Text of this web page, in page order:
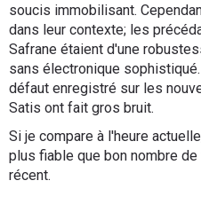
soucis immobilisant.
dans leur contexte; les
Safrane étaient d'une
sans électronique
défaut enregistré sur les
Satis ont fait gros bruit.
Si je compare à l'heure
plus fiable que bon nombre
récent.